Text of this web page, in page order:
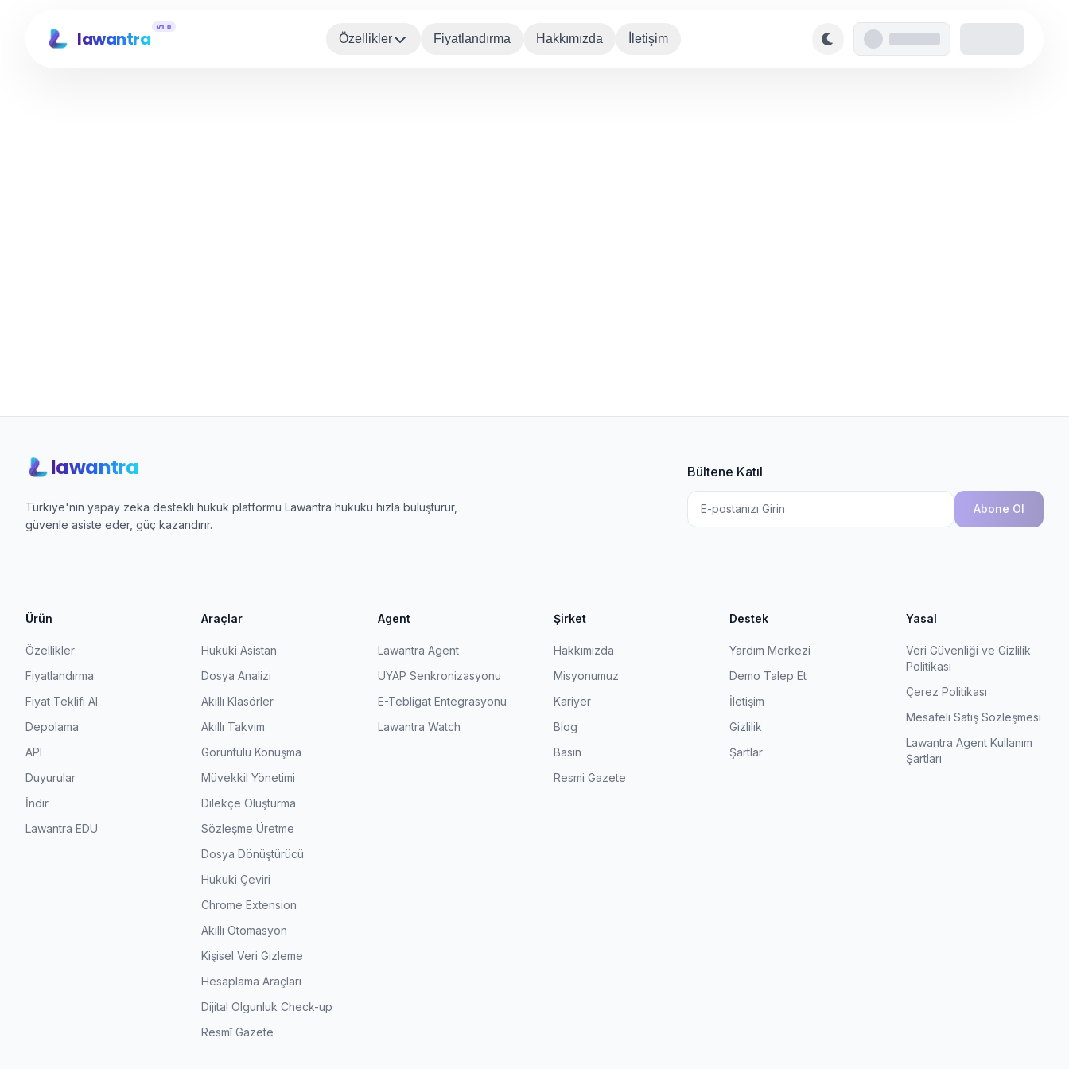
lawantra
v1.0
Özellikler Fiyatlandırma Hakkımızda İletişim
lawantra
Türkiye'nin yapay zeka destekli hukuk platformu Lawantra hukuku hızla buluşturur,
güvenle asiste eder, güç kazandırır.
Bültene Katıl
Abone Ol
Ürün
Özellikler
Fiyatlandırma
Fiyat Teklifi Al
Depolama
API
Duyurular
İndir
Lawantra EDU
Araçlar
Hukuki Asistan
Dosya Analizi
Akıllı Klasörler
Akıllı Takvim
Görüntülü Konuşma
Müvekkil Yönetimi
Dilekçe Oluşturma
Sözleşme Üretme
Dosya Dönüştürücü
Hukuki Çeviri
Chrome Extension
Akıllı Otomasyon
Kişisel Veri Gizleme
Hesaplama Araçları
Dijital Olgunluk Check-up
Resmî Gazete
Agent
Lawantra Agent
UYAP Senkronizasyonu
E-Tebligat Entegrasyonu
Lawantra Watch
Şirket
Hakkımızda
Misyonumuz
Kariyer
Blog
Basın
Resmi Gazete
Destek
Yardım Merkezi
Demo Talep Et
İletişim
Gizlilik
Şartlar
Yasal
Veri Güvenliği ve Gizlilik
Politikası
Çerez Politikası
Mesafeli Satış Sözleşmesi
Lawantra Agent Kullanım
Şartları